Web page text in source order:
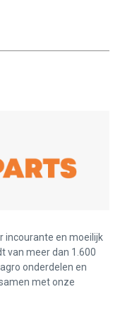
incourante en moeilijk
van meer dan 1.600
onderdelen en
met onze